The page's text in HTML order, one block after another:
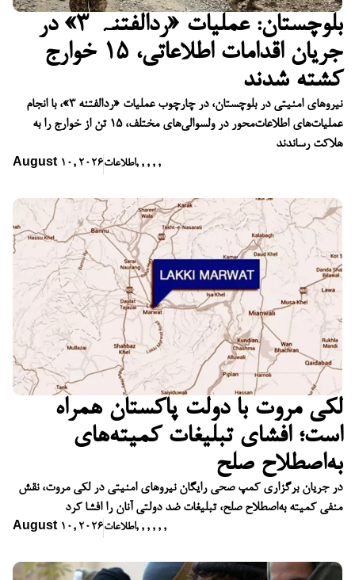
بلوچستان: عملیات «ردالفتنہ ۳» در
جریان اقدامات اطلاعاتی، ۱۵ خوارج
کشته شدند
نیروهای امنیتی در بلوچستان، در چارچوب عملیات «ردالفتنه ۳»، با انجام
عملیات‌های اطلاعات‌محور در ولسوالی‌های مختلف، ۱۵ تن از خوارج را به
هلاکت رساندند
August 10, 2026اطلاعات, , , , ,
لکی مروت با دولت پاکستان همراه
است؛ افشای تبلیغات کمیته‌های
به‌اصطلاح صلح
در جریان برگزاری کمپ صحی رایگان نیروهای امنیتی در لکی مروت، نقش
منفی کمیته به‌اصطلاح صلح، تبلیغات ضد دولتی آنان را افشا کرد
August 10, 2026اطلاعات, , , , , ,